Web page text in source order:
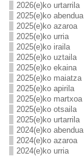
2026(e)ko urtarrila
2025(e)ko abendua
2025(e)ko azaroa
2025(e)ko urria
2025(e)ko iraila
2025(e)ko uztaila
2025(e)ko ekaina
2025(e)ko maiatza
2025(e)ko apirila
2025(e)ko martxoa
2025(e)ko otsaila
2025(e)ko urtarrila
2024(e)ko abendua
2024(e)ko azaroa
2024(e)ko urria